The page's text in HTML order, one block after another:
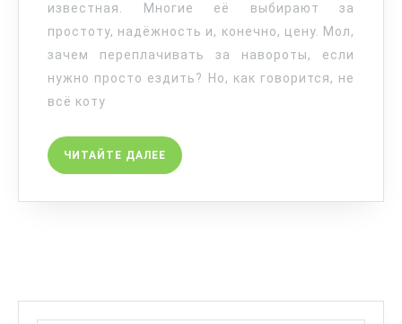
известная. Многие её выбирают за
простоту, надёжность и, конечно, цену. Мол,
зачем переплачивать за навороты, если
нужно просто ездить? Но, как говорится, не
всё коту
ЧИТАЙТЕ ДАЛЕЕ